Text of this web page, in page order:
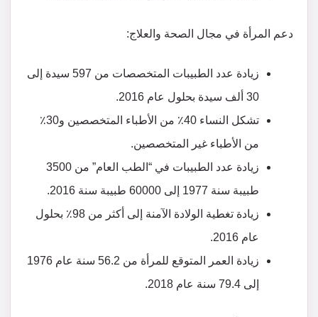
دعم المرأة في مجال الصحة والعلاج:
زيادة عدد الطبيبات المتخصصات من 597 سيدة إلى
30 ألف سيدة بحلول عام 2016.
تشكل النساء 40٪ من الأطباء المتخصصين و30٪
من الأطباء غير المتخصصين.
زيادة عدد الطبيبات في “الطب العام” من 3500
طبيبة سنة 1977 إلى 60000 طبيبة سنة 2016.
زيادة تغطية الولادة الآمنة إلى أكثر من 98٪ بحلول
عام 2016.
زيادة العمر المتوقع للمرأة من 56.2 سنة عام 1976
إلى 79.4 سنة عام 2018.